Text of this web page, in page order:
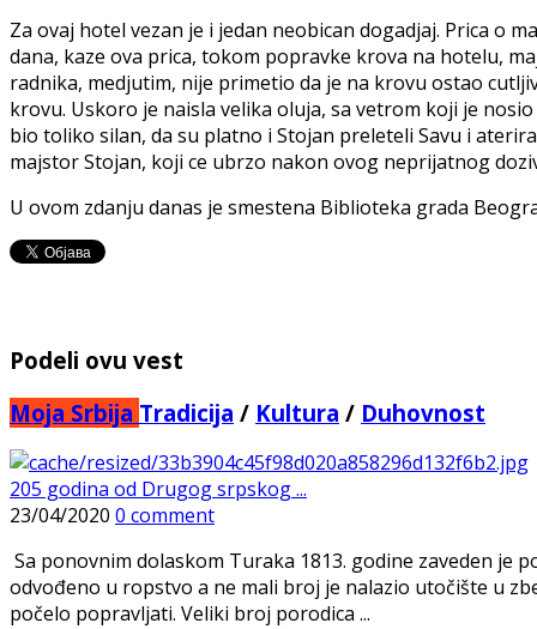
Za ovaj hotel vezan je i jedan neobican dogadjaj. Prica o
dana, kaze ova prica, tokom popravke krova na hotelu,
radnika, medjutim, nije primetio da je na krovu ostao
krovu. Uskoro je naisla velika oluja, sa vetrom koji je
bio toliko silan, da su platno i Stojan preleteli Savu i
majstor Stojan, koji ce ubrzo nakon ovog neprijatnog
U ovom zdanju danas je smestena Biblioteka grada
Podeli ovu vest
Moja Srbija Tradicija / Kultura / Duhovnost
205 godina od Drugog srpskog ...
23/04/2020 0 comment
Sa ponovnim dolaskom Turaka 1813. godine zaveden
odvođeno u ropstvo a ne mali broj je nalazio utočište u
počelo popravljati. Veliki broj porodica ...